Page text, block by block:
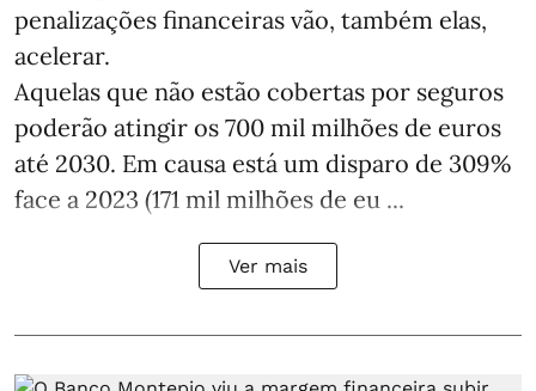
penalizações financeiras vão, também elas,
acelerar.
Aquelas que não estão cobertas por seguros
poderão atingir os 700 mil milhões de euros
até 2030. Em causa está um disparo de 309%
face a 2023 (171 mil milhões de eu ...
Ver mais